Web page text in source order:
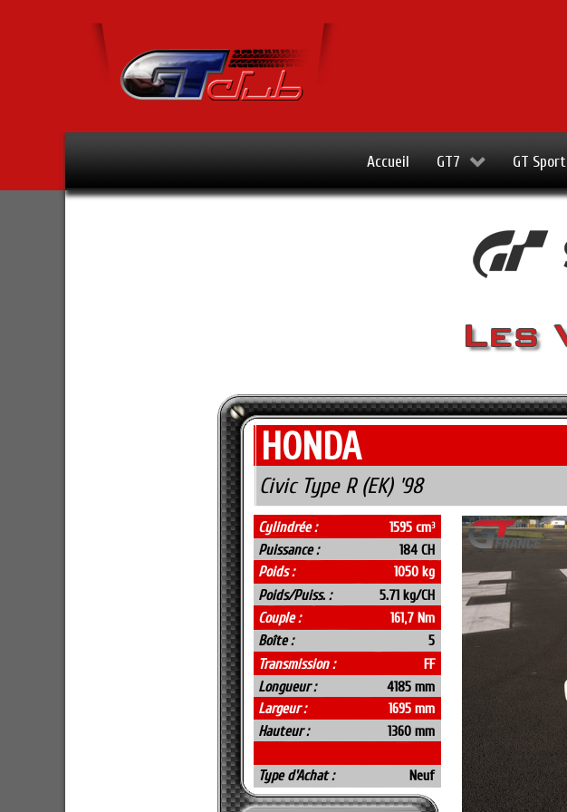
Accueil GT7 GT Sport
HONDA
Civic Type R (EK) '98
Cylindrée : 1595 cm3
Puissance :
184 CH
Poids :
1050 kg
Poids/Puiss. :
5.71 kg/CH
Couple :
161,7 Nm
Boîte :
5
Transmission :
FF
Longueur :
4185 mm
Largeur :
1695 mm
Hauteur :
1360 mm
Type d'Achat : Neuf